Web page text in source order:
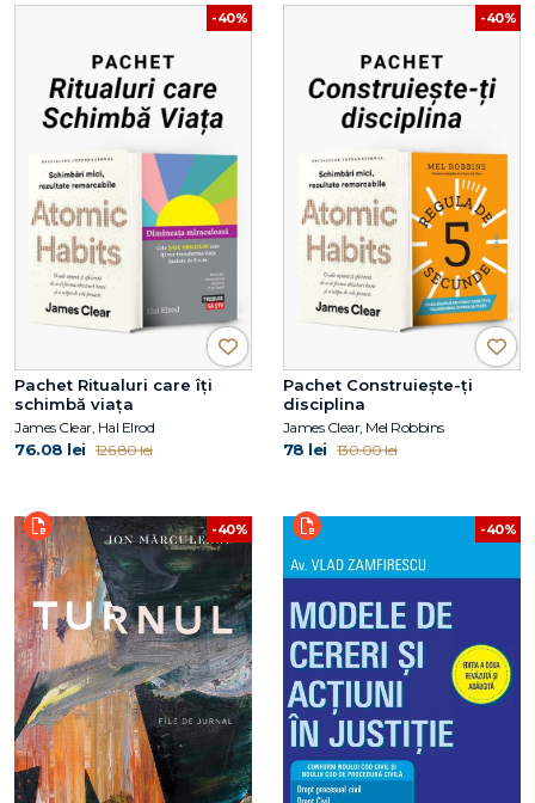
-40%
Pachet Ritualuri care îți
schimbă viața
James Clear, Hal Elrod
76.08 lei 126.80 lei
-40%
Pachet Construiește-ți
disciplina
James Clear, Mel Robbins
78 lei 130.00 lei
-40% -40%